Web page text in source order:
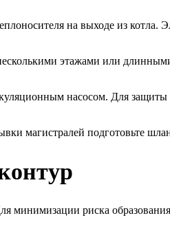
на выходе из
этажами или
насосом. Для защиты
магистралей подготовьте
минимизации риска